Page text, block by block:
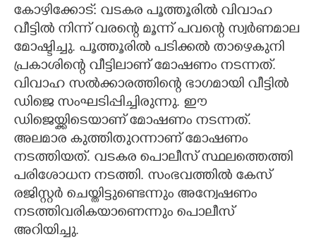
CARTOONS
LITERATURE
ZOOM
CONTACT US
കോഴിക്കോട്: വടകര പൂത്തൂരിൽ വിവാഹ
വീട്ടിൽ നിന്ന് വരന്റെ മൂന്ന് പവന്റെ സ്വർണമാല
മോഷ്ടിച്ചു. പൂത്തൂരിൽ പടിക്കൽ താഴെകുനി
പ്രകാശിന്റെ വീട്ടിലാണ് മോഷണം നടന്നത്.
വിവാഹ സൽക്കാരത്തിന്റെ ഭാഗമായി വീട്ടിൽ
ഡിജെ സംഘടിപ്പിച്ചിരുന്നു. ഈ
ഡിജെയ്ക്കിടെയാണ് മോഷണം നടന്നത്.
അലമാര കുത്തിതുറന്നാണ് മോഷണം
നടത്തിയത്. വടകര പൊലീസ് സ്ഥലത്തെത്തി
പരിശോധന നടത്തി. സംഭവത്തിൽ കേസ്
രജിസ്റ്റർ ചെയ്തിട്ടുണ്ടെന്നും അന്വേഷണം
നടത്തിവരികയാണെന്നും പൊലീസ്
അറിയിച്ചു.